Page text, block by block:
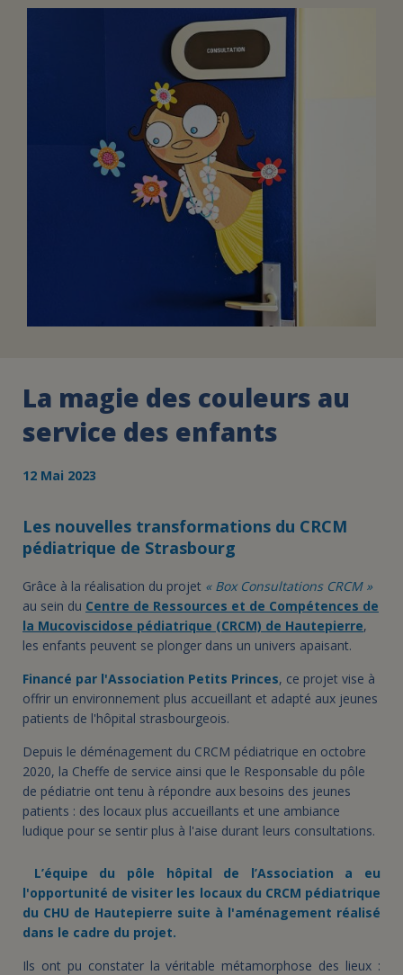
FAIRE UN DON
ASSURANCE VIE/LEGS
ESPACE PRESSE
UN PETIT PRINCE
La magie des couleurs au
service des enfants
12 Mai 2023
Les nouvelles transformations du CRCM
pédiatrique de Strasbourg
Grâce à la réalisation du projet « Box Consultations CRCM »
au sein du Centre de Ressources et de Compétences de
la Mucoviscidose pédiatrique (CRCM) de Hautepierre,
les enfants peuvent se plonger dans un univers apaisant.
Financé par l'Association Petits Princes, ce projet vise à
offrir un environnement plus accueillant et adapté aux jeunes
patients de l'hôpital strasbourgeois.
Depuis le déménagement du CRCM pédiatrique en octobre
2020, la Cheffe de service ainsi que le Responsable du pôle
de pédiatrie ont tenu à répondre aux besoins des jeunes
patients : des locaux plus accueillants et une ambiance
ludique pour se sentir plus à l'aise durant leurs consultations.
L’équipe du pôle hôpital de l’Association a eu
l'opportunité de visiter les locaux du CRCM pédiatrique
du CHU de Hautepierre suite à l'aménagement réalisé
dans le cadre du projet.
Ils ont pu constater la véritable métamorphose des lieux :